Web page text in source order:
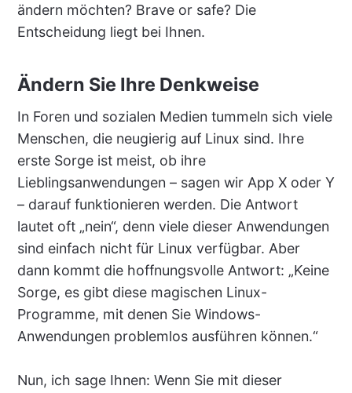
ändern möchten? Brave or safe? Die
Entscheidung liegt bei Ihnen.
Ändern Sie Ihre Denkweise
In Foren und sozialen Medien tummeln sich viele
Menschen, die neugierig auf Linux sind. Ihre
erste Sorge ist meist, ob ihre
Lieblingsanwendungen – sagen wir App X oder Y
– darauf funktionieren werden. Die Antwort
lautet oft „nein“, denn viele dieser Anwendungen
sind einfach nicht für Linux verfügbar. Aber
dann kommt die hoffnungsvolle Antwort: „Keine
Sorge, es gibt diese magischen Linux-
Programme, mit denen Sie Windows-
Anwendungen problemlos ausführen können.“
Nun, ich sage Ihnen: Wenn Sie mit dieser